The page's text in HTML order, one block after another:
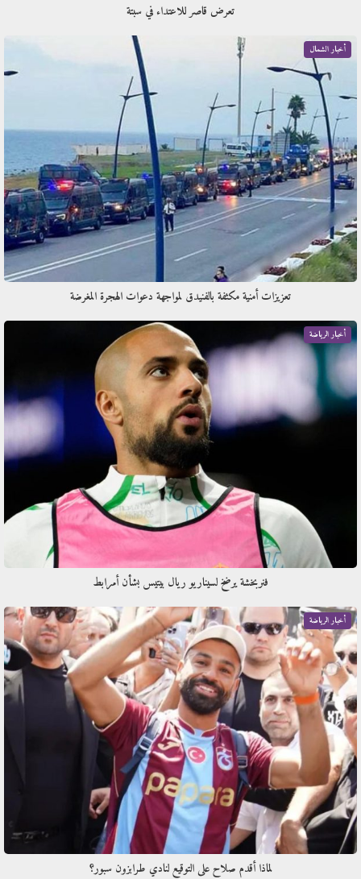
تعرض قاصر للاعتداء في سبتة
أخبار الشمال
تعزيزات أمنية مكثفة بالفنيدق لمواجهة دعوات الهجرة المغرضة
أخبار الرياضة
فنربخشة يرضخ لسيناريو ريال بيتيس بشأن أمرابط
أخبار الرياضة
لماذا أقدم صلاح على التوقيع لنادي طرابزون سبور؟